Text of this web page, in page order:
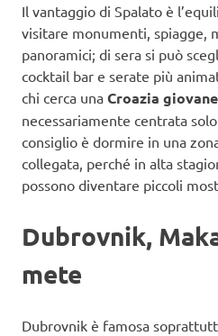
Il vantaggio di Spalato è
visitare monumenti, spiagge,
panoramici; di sera si può
cocktail bar e serate più
chi cerca una Croazia giovane
necessariamente centrata
consiglio è dormire in una
collegata, perché in alta
possono diventare piccoli
Dubrovnik,
mete
Dubrovnik è famosa